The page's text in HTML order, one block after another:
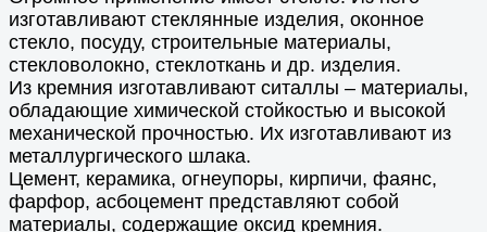
изготавливают стеклянные изделия, оконное
стекло, посуду, строительные материалы,
стекловолокно, стеклоткань и др. изделия.
Из кремния изготавливают ситаллы – материалы,
обладающие химической стойкостью и высокой
механической прочностью. Их изготавливают из
металлургического шлака.
Цемент, керамика, огнеупоры, кирпичи, фаянс,
фарфор, асбоцемент представляют собой
материалы, содержащие оксид кремния.